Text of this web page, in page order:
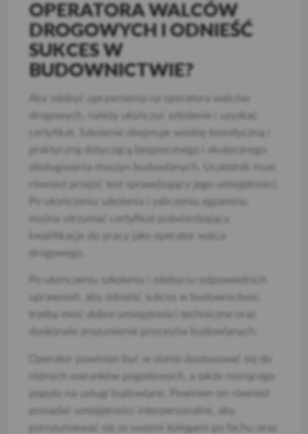
OPERATORA WALCÓW
DROGOWYCH I ODNIEŚĆ
SUKCES W
BUDOWNICTWIE?
Aby zdobyć uprawnienia na operatora walców
drogowych, należy ukończyć szkolenie i uzyskać
certyfikat. Szkolenie obejmuje wiedzę teoretyczną i
praktyczną dotyczącą bezpiecznego i skutecznego
obsługiwania maszyn budowlanych. Uczestnik musi
również przejść test sprawdzający jego umiejętności.
można otrzymać certyfikat potwierdzający
kwalifikacje do pracy jako operator walca
drogowego.
Po ukończeniu szkolenia i zdobyciu odpowiednich
uprawnień, aby odnieść sukces w budownictwie,
trzeba mieć dobre umiejętności techniczne oraz
doskonałe zrozumienie procesów budowlanych.
Operator powinien być w stanie dostosować się do
różnych warunków pogodowych, a także rosnącego
popytu na usługi budowlane. Powinien on również
posiadać umiejętności interpersonalne, aby
porozumiewać się ze swoimi kolegami po fachu oraz